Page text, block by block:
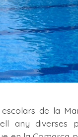
de la
any diverses